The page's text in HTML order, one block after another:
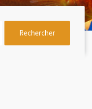
Rechercher